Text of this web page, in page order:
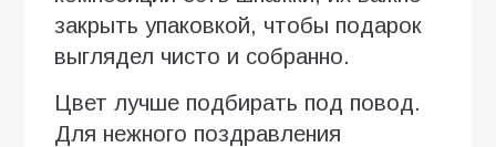
закрыть упаковкой, чтобы подарок
выглядел чисто и собранно.
Цвет лучше подбирать под повод.
Для нежного поздравления